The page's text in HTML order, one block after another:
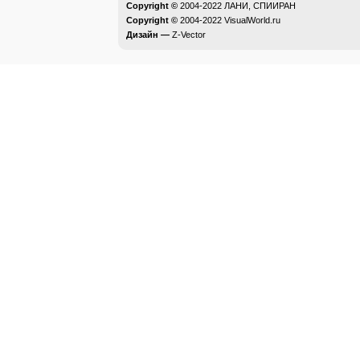
Copyright © 2004-2022 ЛАНИ, СПИИРАН
Copyright © 2004-2022 VisualWorld.ru
Дизайн — Z-Vector